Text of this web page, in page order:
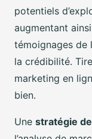
potentiels
augmentant ainsi
témoignages de
la crédibilité.
marketing en
bien.
Une stratégie